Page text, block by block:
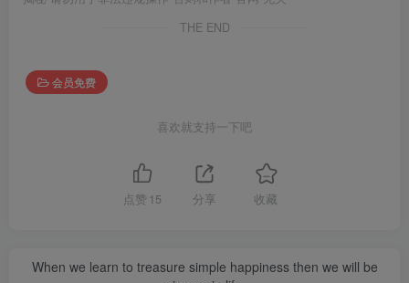
THE END
会员免费
喜欢就支持一下吧
点赞 15 分享 收藏
When we learn to treasure simple happiness then we will be